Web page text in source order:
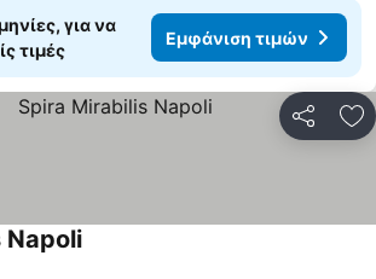
για να
τιμές
Εμφάνιση τιμών
Napoli